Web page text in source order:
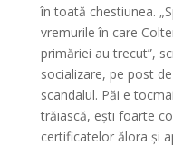
în toată chestiunea.
vremurile în care
primăriei au trecut”,
socializare, pe post
scandalul. Păi e
trăiască, ești foarte
certificatelor ălora și